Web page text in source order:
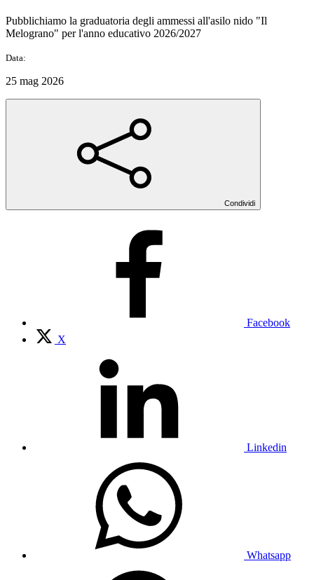
Pubblichiamo la graduatoria degli ammessi all'asilo nido "Il
Melograno" per l'anno educativo 2026/2027
Data:
25 mag 2026
Condividi
Facebook
X
Linkedin
Whatsapp